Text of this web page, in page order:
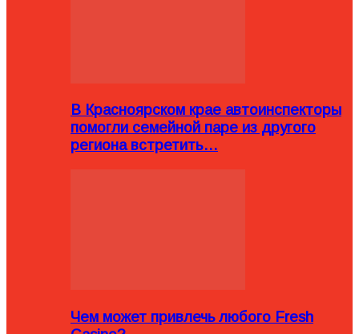
В Красноярском крае автоинспекторы
помогли семейной паре из другого
региона встретить…
Чем может привлечь любого Fresh